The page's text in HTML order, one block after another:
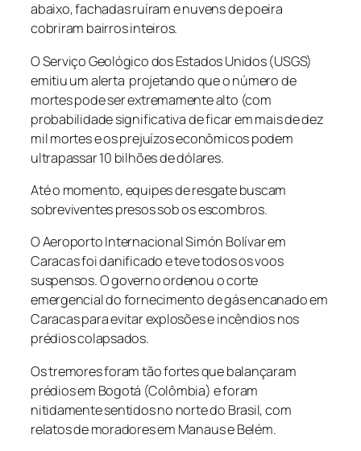
abaixo, fachadas ruíram e nuvens de poeira
cobriram bairros inteiros.
O Serviço Geológico dos Estados Unidos (USGS)
emitiu um alerta projetando que o número de
mortes pode ser extremamente alto (com
probabilidade significativa de ficar em mais de dez
mil mortes e os prejuízos econômicos podem
ultrapassar 10 bilhões de dólares.
Até o momento, equipes de resgate buscam
sobreviventes presos sob os escombros.
O Aeroporto Internacional Simón Bolívar em
Caracas foi danificado e teve todos os voos
suspensos. O governo ordenou o corte
emergencial do fornecimento de gás encanado em
Caracas para evitar explosões e incêndios nos
prédios colapsados.
Os tremores foram tão fortes que balançaram
prédios em Bogotá (Colômbia) e foram
nitidamente sentidos no norte do Brasil, com
relatos de moradores em Manaus e Belém.